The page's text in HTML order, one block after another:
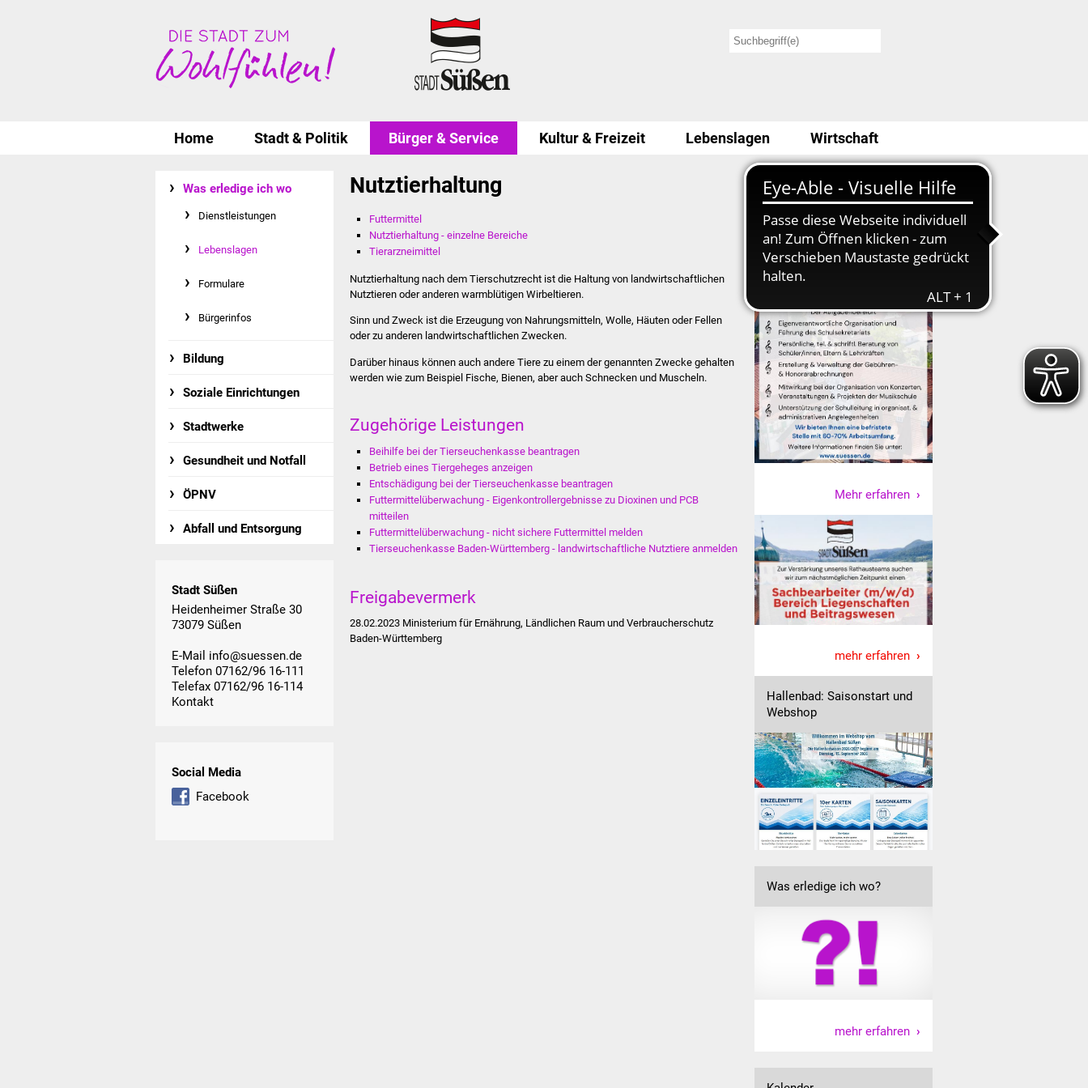
Home Stadt & Politik Bürger & Service Kultur & Freizeit Lebenslagen Wirtschaft
Was erledige ich wo
Dienstleistungen
Lebenslagen
Formulare
Bürgerinfos
Bildung
Soziale Einrichtungen
Stadtwerke
Gesundheit und Notfall
ÖPNV
Abfall und Entsorgung
Stadt Süßen
Heidenheimer Straße 30
73079 Süßen
E-Mail info@suessen.de
Telefon 07162/96 16-111
Telefax 07162/96 16-114
Kontakt
Social Media
Facebook
Nutztierhaltung
Futtermittel
Nutztierhaltung - einzelne Bereiche
Tierarzneimittel
Nutztierhaltung nach dem Tierschutzrecht ist die Haltung von landwirtschaftlichen
Nutztieren oder anderen warmblütigen Wirbeltieren.
Sinn und Zweck ist die Erzeugung von Nahrungsmitteln, Wolle, Häuten oder Fellen
oder zu anderen landwirtschaftlichen Zwecken.
Darüber hinaus können auch andere Tiere zu einem der genannten Zwecke gehalten
werden wie zum Beispiel Fische, Bienen, aber auch Schnecken und Muscheln.
Zugehörige Leistungen
Beihilfe bei der Tierseuchenkasse beantragen
Betrieb eines Tiergeheges anzeigen
Entschädigung bei der Tierseuchenkasse beantragen
Futtermittelüberwachung - Eigenkontrollergebnisse zu Dioxinen und PCB
mitteilen
Futtermittelüberwachung - nicht sichere Futtermittel melden
Tierseuchenkasse Baden-Württemberg - landwirtschaftliche Nutztiere anmelden
Freigabevermerk
28.02.2023 Ministerium für Ernährung, Ländlichen Raum und Verbraucherschutz
Baden-Württemberg
Stellenausschreibung
Mehr erfahren
mehr erfahren
Hallenbad: Saisonstart und
Webshop
Was erledige ich wo?
mehr erfahren